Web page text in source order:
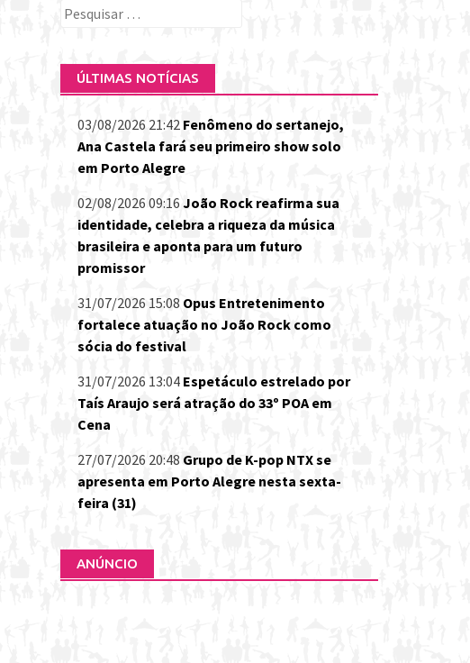
Pesquisar
ÚLTIMAS NOTÍCIAS
03/08/2026 21:42 Fenômeno do sertanejo,
Ana Castela fará seu primeiro show solo
em Porto Alegre
02/08/2026 09:16 João Rock reafirma sua
identidade, celebra a riqueza da música
brasileira e aponta para um futuro
promissor
31/07/2026 15:08 Opus Entretenimento
fortalece atuação no João Rock como
sócia do festival
31/07/2026 13:04 Espetáculo estrelado por
Taís Araujo será atração do 33º POA em
Cena
27/07/2026 20:48 Grupo de K-pop NTX se
apresenta em Porto Alegre nesta sexta-
feira (31)
ANÚNCIO